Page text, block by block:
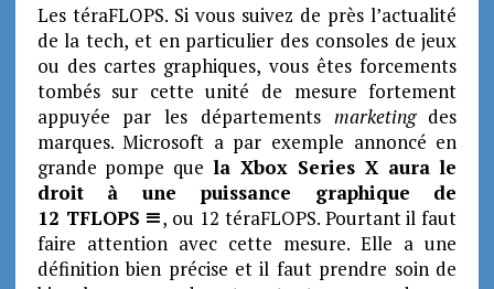
Les téraFLOPS. Si vous suivez de près l’actualité
de la tech, et en particulier des consoles de jeux
ou des cartes graphiques, vous êtes forcements
tombés sur cette unité de mesure fortement
appuyée par les départements marketingdes
marques. Microsoft a par exemple annoncé en
grande pompe quela Xbox Series X aura le
droit à une puissance graphique de
12 TFLOPS
, ou 12 téraFLOPS. Pourtant il faut
faire attention avec cette mesure. Elle a une
définition bien précise et il faut prendre soin de